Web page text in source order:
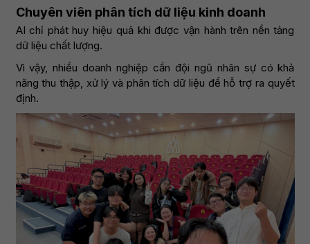
Chuyên viên phân tích dữ liệu kinh doanh
AI chỉ phát huy hiệu quả khi được vận hành trên nền tảng
dữ liệu chất lượng.
Vì vậy, nhiều doanh nghiệp cần đội ngũ nhân sự có khả
năng thu thập, xử lý và phân tích dữ liệu để hỗ trợ ra quyết
định.